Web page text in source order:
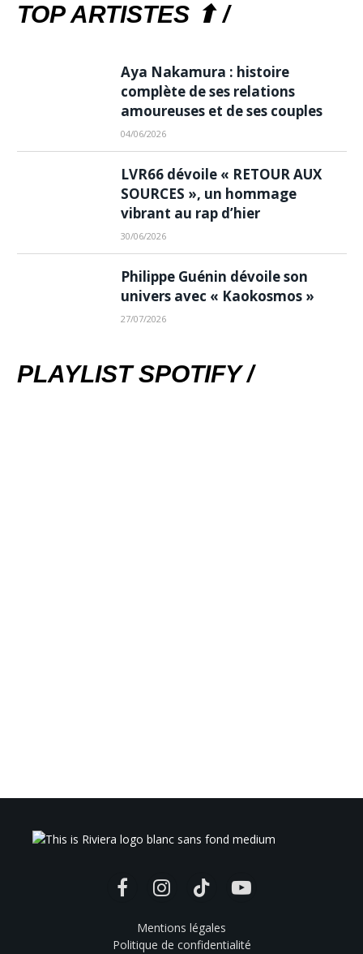
TOP ARTISTES ⬆ /
Aya Nakamura : histoire
complète de ses relations
amoureuses et de ses couples
04/06/2026
LVR66 dévoile « RETOUR AUX
SOURCES », un hommage
vibrant au rap d’hier
30/06/2026
Philippe Guénin dévoile son
univers avec « Kaokosmos »
27/07/2026
PLAYLIST SPOTIFY /
FacebookInstagramTikTok YouTube
Mentions légales
Politique de confidentialité